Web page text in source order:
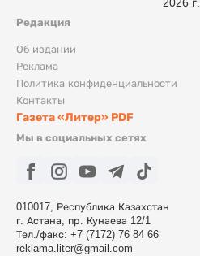
Редакция
Об издании
Реклама
Политика конфиденциальности
Контакты
Газета «Литер» PDF
Мы в социальных сетях
010017, Республика Казахстан
г. Астана, пр. Кунаева 12/1
Тел./факс: +7 (7172) 76 84 66
reklama.liter@gmail.com
2026 г.